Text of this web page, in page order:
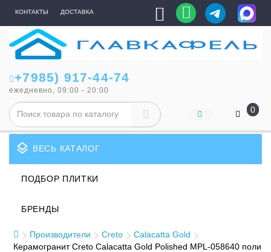
КОНТАКТЫ ДОСТАВКА
+7985) 917-44-74
ежедневно, 09:00 - 20:00
0
layers ВЕСЬ КАТАЛОГ
ПОДБОР ПЛИТКИ
БРЕНДЫ
Производители Creto
Calacatta Gold
Керамогранит Creto Calacatta Gold Polished MPL-058640